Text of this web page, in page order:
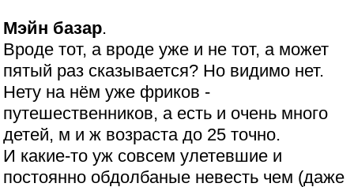
Мэйн базар.
Вроде тот, а вроде уже и не тот, а может
пятый раз сказывается? Но видимо нет.
Нету на нём уже фриков -
путешественников, а есть и очень много
детей, м и ж возраста до 25 точно.
И какие-то уж совсем улетевшие и
постоянно обдолбаные невесть чем (даже